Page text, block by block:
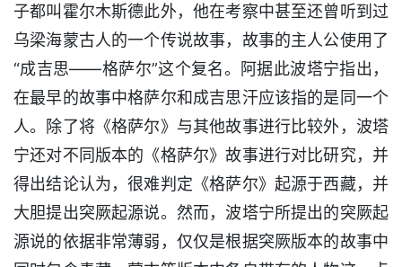
子都叫霍尔木斯德此外，他在考察中甚至还曾听到过
乌梁海蒙古人的一个传说故事，故事的主人公使用了
“成吉思——格萨尔”这个复名。阿据此波塔宁指出，
在最早的故事中格萨尔和成吉思汗应该指的是同一个
人。除了将《格萨尔》与其他故事进行比较外，波塔
宁还对不同版本的《格萨尔》故事进行对比研究，并
得出结论认为，很难判定《格萨尔》起源于西藏，并
大胆提出突厥起源说。然而，波塔宁所提出的突厥起
源说的依据非常薄弱，仅仅是根据突厥版本的故事中